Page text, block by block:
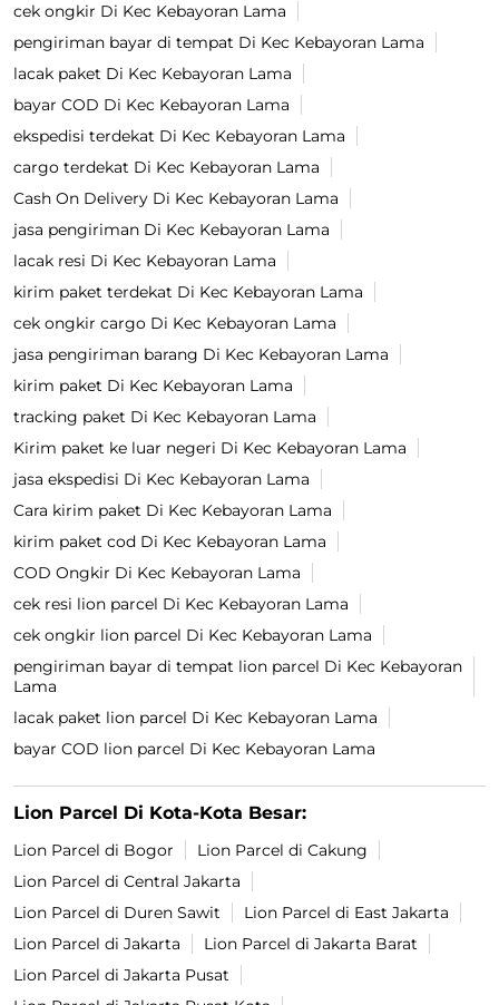
cek ongkir Di Kec Kebayoran Lama
pengiriman bayar di tempat Di Kec Kebayoran Lama
lacak paket Di Kec Kebayoran Lama
bayar COD Di Kec Kebayoran Lama
ekspedisi terdekat Di Kec Kebayoran Lama
cargo terdekat Di Kec Kebayoran Lama
Cash On Delivery Di Kec Kebayoran Lama
jasa pengiriman Di Kec Kebayoran Lama
lacak resi Di Kec Kebayoran Lama
kirim paket terdekat Di Kec Kebayoran Lama
cek ongkir cargo Di Kec Kebayoran Lama
jasa pengiriman barang Di Kec Kebayoran Lama
kirim paket Di Kec Kebayoran Lama
tracking paket Di Kec Kebayoran Lama
Kirim paket ke luar negeri Di Kec Kebayoran Lama
jasa ekspedisi Di Kec Kebayoran Lama
Cara kirim paket Di Kec Kebayoran Lama
kirim paket cod Di Kec Kebayoran Lama
COD Ongkir Di Kec Kebayoran Lama
cek resi lion parcel Di Kec Kebayoran Lama
cek ongkir lion parcel Di Kec Kebayoran Lama
pengiriman bayar di tempat lion parcel Di Kec Kebayoran
Lama
lacak paket lion parcel Di Kec Kebayoran Lama
bayar COD lion parcel Di Kec Kebayoran Lama
Lion Parcel Di Kota-Kota Besar:
Lion Parcel di Bogor
Lion Parcel di Cakung
Lion Parcel di Central Jakarta
Lion Parcel di Duren Sawit
Lion Parcel di East Jakarta
Lion Parcel di Jakarta
Lion Parcel di Jakarta Barat
Lion Parcel di Jakarta Pusat